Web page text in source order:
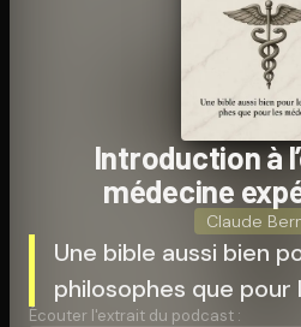
In­tro­duc­tion à
médecine
Claude
Une bible aussi bien
philosophes que pour
Écouter l'extrait du podcast :